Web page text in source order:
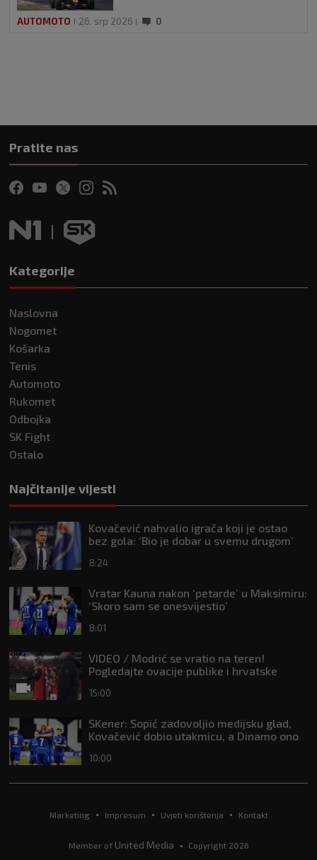
AUTOMOTO 26. srp 2026 0
Pratite nas
Kategorije
Naslovna
Nogomet
Košarka
Tenis
Automoto
Rukomet
Odbojka
SK Fight
Ostalo
Najčitanije vijesti
Kovačević nahvalio igrača koji je ostao
bez gola: ‘Bio je dobar u svemu drugom’
8:24
Vratar Kauna nakon ‘petarde’ u Maksimiru:
‘Skoro sam se onesvijestio’
8:01
VIDEO / Modrić se vratio na teren!
Pogledajte ovacije publike i hrvatske
15:00
SKener: Sopić zadovoljio medijsku glad,
Kovačević dobio utakmicu, a Dinamo ono
10:00
Marketing Impresum Uvjeti korištenja Kontakt
Member of United Media Copyright 2026